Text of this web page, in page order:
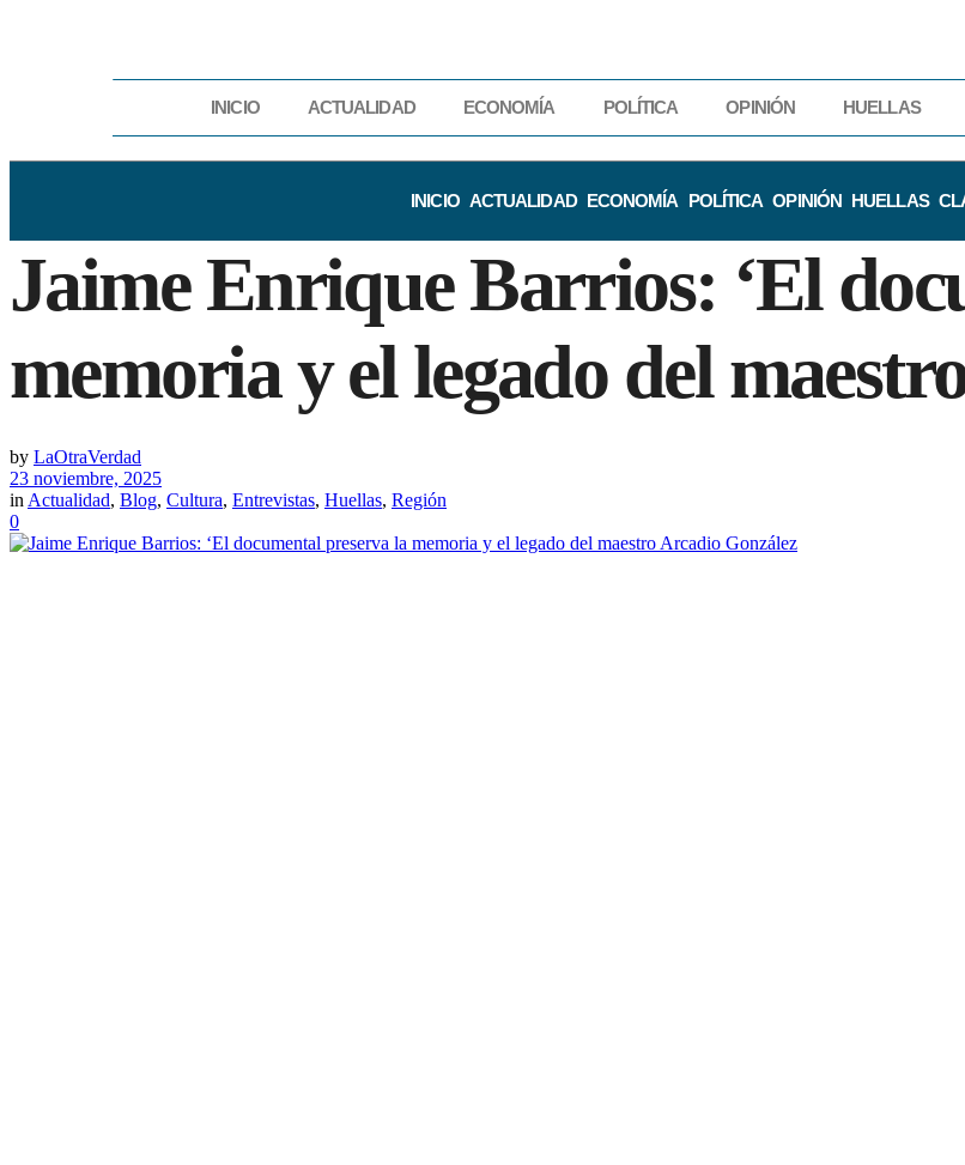
INICIO ACTUALIDAD ECONOMÍA POLÍTICA OPINIÓN HUELLAS
INICIO ACTUALIDAD ECONOMÍA POLÍTICA OPINIÓN HUELLAS
Jaime Enrique Barrios: ‘El
memoria y el legado del
by LaOtraVerdad
23 noviembre, 2025
in Actualidad, Blog, Cultura, Entrevistas, Huellas, Región
0